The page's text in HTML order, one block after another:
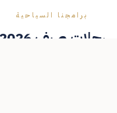
برامجنا السياحية
رحلات صيف 2026